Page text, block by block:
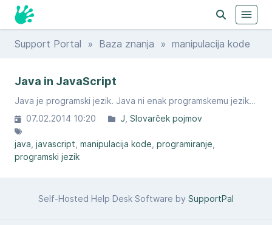
Support Portal » Baza znanja » manipulacija kode
Java in JavaScript
Java je programski jezik. Java ni enak programskemu jeziku JavaScript, čeprav slednji nosi del imena.
07.02.2014 10:20
J Slovarček pojmov
java javascript manipulacija kode programiranje
programski jezik
Self-Hosted Help Desk Software by SupportPal